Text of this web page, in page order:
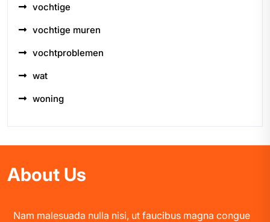
vochtige
vochtige muren
vochtproblemen
wat
woning
About Us
Nam malesuada nulla nisi, ut faucibus magna congue